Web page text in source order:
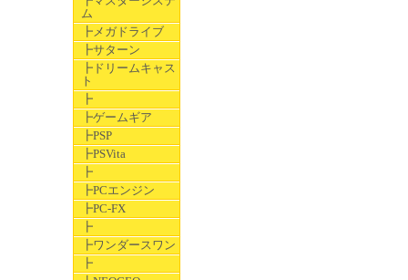
ム
┣メガドライブ
┣サターン
┣ドリームキャス
ト
┣
┣ゲームギア
┣PSP
┣PSVita
┣
┣PCエンジン
┣PC-FX
┣
┣ワンダースワン
┣